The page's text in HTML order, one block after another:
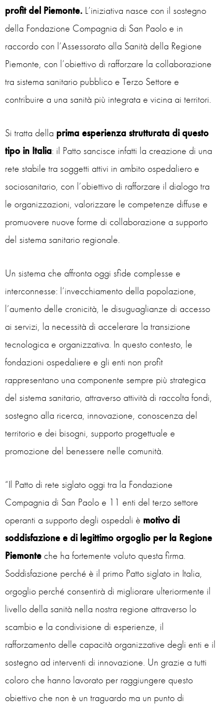
profit del Piemonte. L’iniziativa nasce con il sostegno
della Fondazione Compagnia di San Paolo e in
raccordo con l’Assessorato alla Sanità della Regione
Piemonte, con l’obiettivo di rafforzare la collaborazione
tra sistema sanitario pubblico e Terzo Settore e
contribuire a una sanità più integrata e vicina ai territori.
Si tratta della prima esperienza strutturata di questo
tipo in Italia: il Patto sancisce infatti la creazione di una
rete stabile tra soggetti attivi in ambito ospedaliero e
sociosanitario, con l’obiettivo di rafforzare il dialogo tra
le organizzazioni, valorizzare le competenze diffuse e
promuovere nuove forme di collaborazione a supporto
del sistema sanitario regionale.
Un sistema che affronta oggi sfide complesse e
interconnesse: l’invecchiamento della popolazione,
l’aumento delle cronicità, le disuguaglianze di accesso
ai servizi, la necessità di accelerare la transizione
tecnologica e organizzativa. In questo contesto, le
fondazioni ospedaliere e gli enti non profit
rappresentano una componente sempre più strategica
del sistema sanitario, attraverso attività di raccolta fondi,
sostegno alla ricerca, innovazione, conoscenza del
territorio e dei bisogni, supporto progettuale e
promozione del benessere nelle comunità.
“Il Patto di rete siglato oggi tra la Fondazione
Compagnia di San Paolo e 11 enti del terzo settore
operanti a supporto degli ospedali è motivo di
soddisfazione e di legittimo orgoglio per la Regione
Piemonte che ha fortemente voluto questa firma.
Soddisfazione perché è il primo Patto siglato in Italia,
orgoglio perché consentirà di migliorare ulteriormente il
livello della sanità nella nostra regione attraverso lo
scambio e la condivisione di esperienze, il
rafforzamento delle capacità organizzative degli enti e il
sostegno ad interventi di innovazione. Un grazie a tutti
coloro che hanno lavorato per raggiungere questo
obiettivo che non è un traguardo ma un punto di